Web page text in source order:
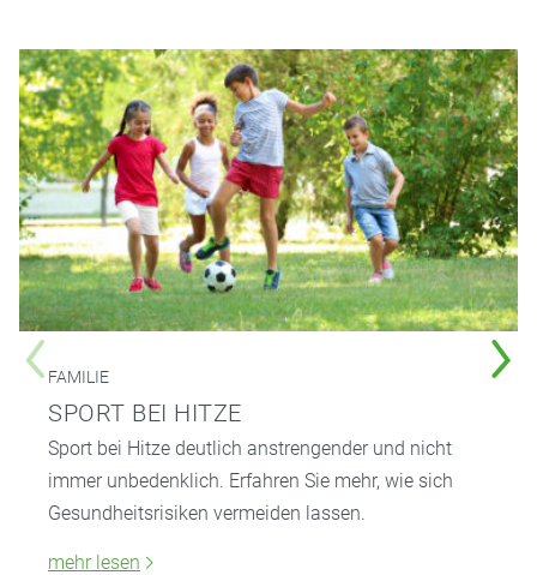
FAMILIE
SPORT BEI HITZE
Sport bei Hitze deutlich anstrengender und nicht
immer unbedenklich. Erfahren Sie mehr, wie sich
Gesundheitsrisiken vermeiden lassen.
mehr lesen